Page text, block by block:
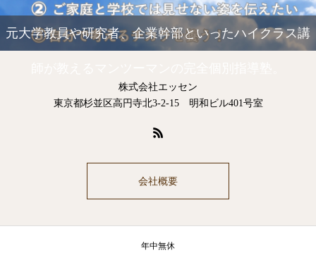
元大学教員や研究者、企業幹部といったハイクラス講
株式会社エッセン
東京都杉並区高円寺北3-2-15 明和ビル401号室
会社概要
年中無休